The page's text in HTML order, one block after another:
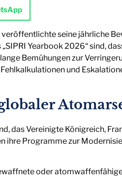
seine jährliche
Yearbook 2026“ sind,
Bemühungen zur
und
das Vereinigte Königreich,
ihre Programme zur
oder